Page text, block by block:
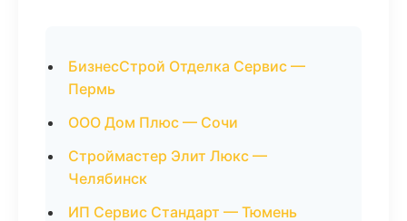
БизнесСтрой Отделка Сервис —
Пермь
ООО Дом Плюс — Сочи
Строймастер Элит Люкс —
Челябинск
ИП Сервис Стандарт — Тюмень